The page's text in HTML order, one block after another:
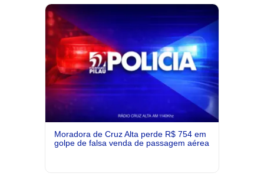
Moradora de Cruz Alta perde R$ 754 em
golpe de falsa venda de passagem aérea